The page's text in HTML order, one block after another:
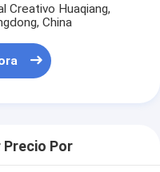
Creativo Huaqiang,
China
Precio Por